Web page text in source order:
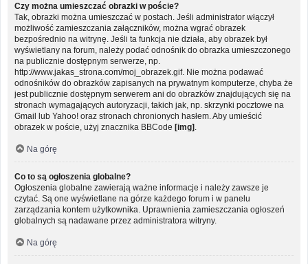
Czy można umieszczać obrazki w poście?
Tak, obrazki można umieszczać w postach. Jeśli administrator włączył
możliwość zamieszczania załączników, można wgrać obrazek
bezpośrednio na witrynę. Jeśli ta funkcja nie działa, aby obrazek był
wyświetlany na forum, należy podać odnośnik do obrazka umieszczonego
na publicznie dostępnym serwerze, np.
http://www.jakas_strona.com/moj_obrazek.gif. Nie można podawać
odnośników do obrazków zapisanych na prywatnym komputerze, chyba że
jest publicznie dostępnym serwerem ani do obrazków znajdujących się na
stronach wymagających autoryzacji, takich jak, np. skrzynki pocztowe na
Gmail lub Yahoo! oraz stronach chronionych hasłem. Aby umieścić
obrazek w poście, użyj znacznika BBCode [img]
Na górę
Co to są ogłoszenia globalne?
Ogłoszenia globalne zawierają ważne informacje i należy zawsze je
czytać. Są one wyświetlane na górze każdego forum i w panelu
zarządzania kontem użytkownika. Uprawnienia zamieszczania ogłoszeń
globalnych są nadawane przez administratora witryny.
Na górę